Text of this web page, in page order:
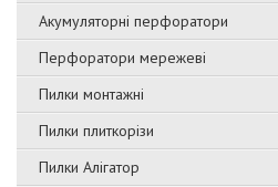
Акумуляторні перфоратори
Перфоратори мережеві
Пилки монтажні
Пилки плиткорізи
Пилки Алігатор